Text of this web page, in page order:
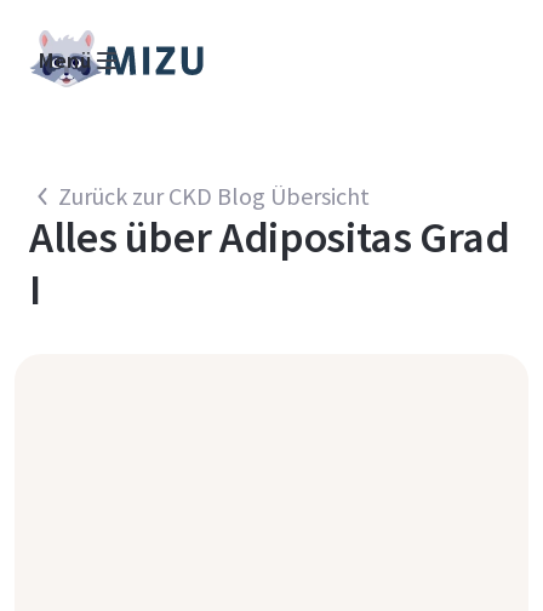
Menü
Zurück zur CKD Blog Übersicht
Alles überAdipositas Grad
I